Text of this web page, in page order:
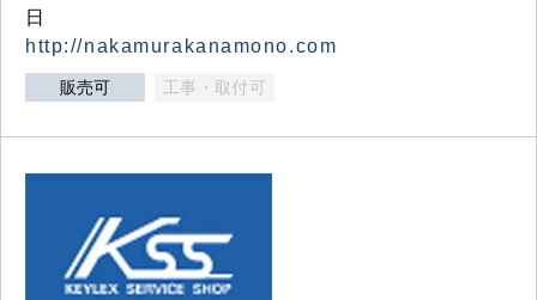
日
http://nakamurakanamono.com
販売可 工事・取付可